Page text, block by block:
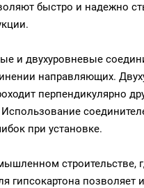
быстро и надежно
и двухуровневые
направляющих.
перпендикулярно
при установке.
строительстве,
позволяет